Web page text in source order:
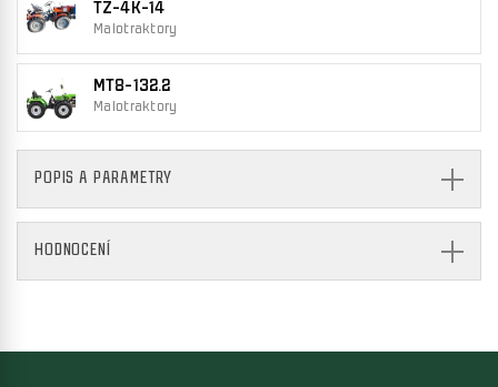
TZ-4K-14
Malotraktory
MT8-132.2
Malotraktory
POPIS A PARAMETRY
HODNOCENÍ